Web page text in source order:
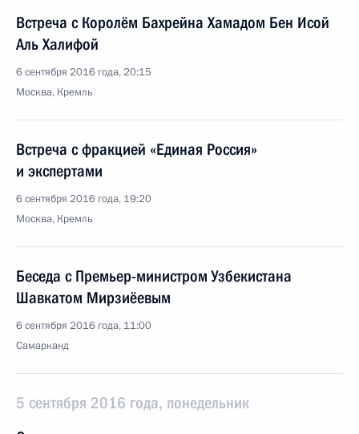
Встреча с Королём Бахрейна Хамадом Бен Исой
Аль Халифой
6 сентября 2016 года, 20:15
Москва, Кремль
Встреча с фракцией «Единая Россия»
и экспертами
6 сентября 2016 года, 19:20
Москва, Кремль
Беседа с Премьер-министром Узбекистана
Шавкатом Мирзиёевым
6 сентября 2016 года, 11:00
Самарканд
5 сентября 2016 года, понедельник